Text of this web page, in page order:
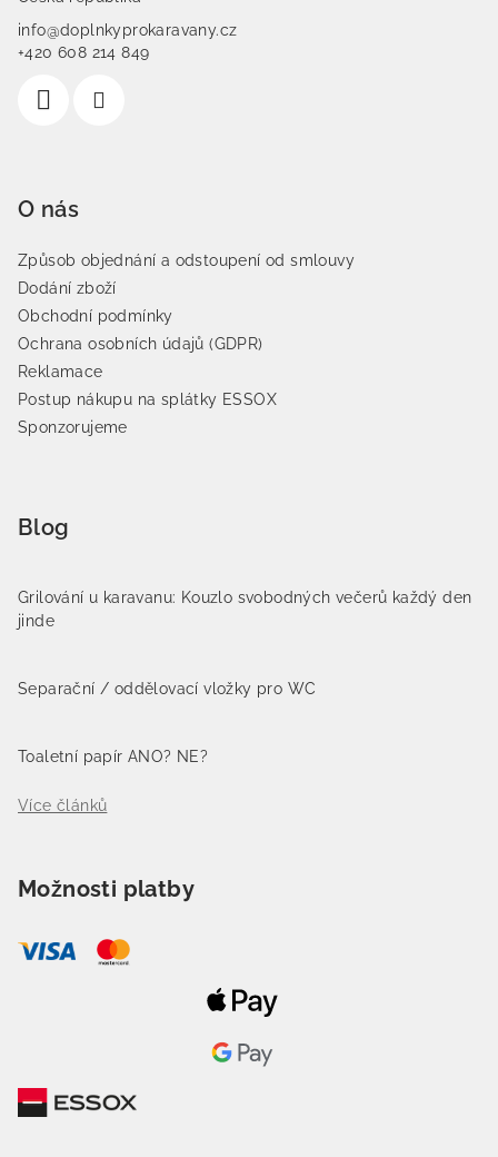
info@doplnkyprokaravany.cz
+420 608 214 849
O nás
Způsob objednání a odstoupení od smlouvy
Dodání zboží
Obchodní podmínky
Ochrana osobních údajů (GDPR)
Reklamace
Postup nákupu na splátky ESSOX
Sponzorujeme
Blog
Grilování u karavanu: Kouzlo svobodných večerů každý den
jinde
Separační / oddělovací vložky pro WC
Toaletní papír ANO? NE?
Více článků
Možnosti platby